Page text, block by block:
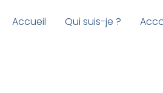
Accueil Qui suis-je ?